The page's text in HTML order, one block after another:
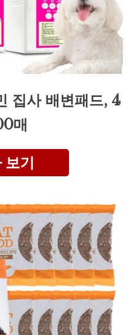
집사 배변패드, 4
매
보기